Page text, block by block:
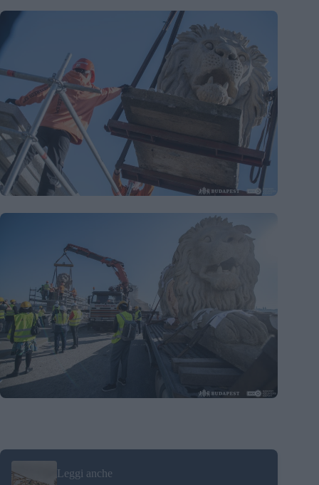
Leggi anche